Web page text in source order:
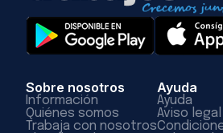
Sobre nosotros
Información
Quiénes somos
Trabaja con nosotros
Ayuda
Ayuda
Aviso legal